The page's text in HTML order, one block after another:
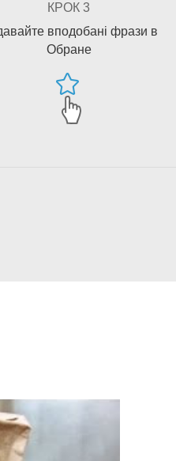
КРОК 3
вподобані фрази в
Обране